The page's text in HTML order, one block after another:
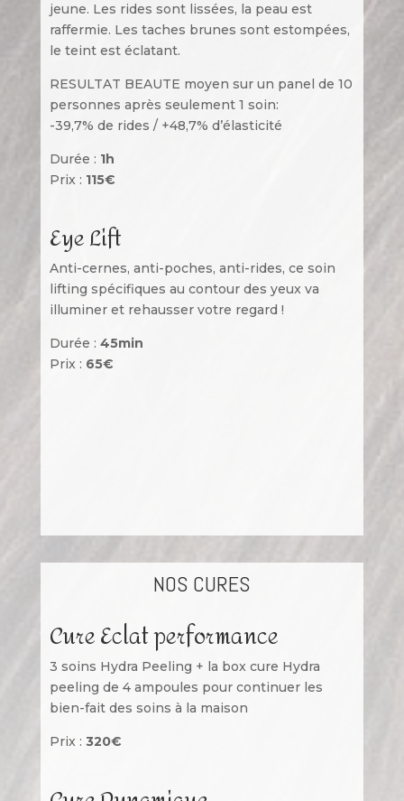
jeune. Les rides sont lissées, la peau est
raffermie. Les taches brunes sont estompées,
le teint est éclatant.
RESULTAT BEAUTE moyen sur un panel de 10
personnes après seulement 1 soin:
-39,7% de rides / +48,7% d’élasticité
Durée : 1h
Prix : 115€
Eye Lift
Anti-cernes, anti-poches, anti-rides, ce soin
lifting spécifiques au contour des yeux va
illuminer et rehausser votre regard !
Durée : 45min
Prix : 65€
NOS CURES
Cure Eclat performance
3 soins Hydra Peeling + la box cure Hydra
peeling de 4 ampoules pour continuer les
bien-fait des soins à la maison
Prix : 320€